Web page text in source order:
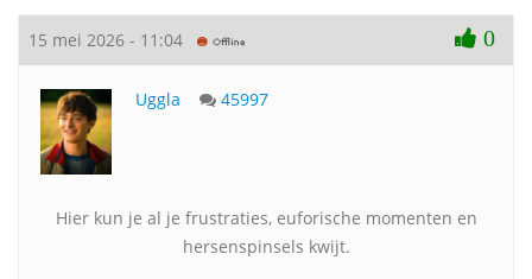
15 mei 2026 - 11:04 0
Uggla 45997
Hier kun je al je frustraties, euforische momenten en
hersenspinsels kwijt.